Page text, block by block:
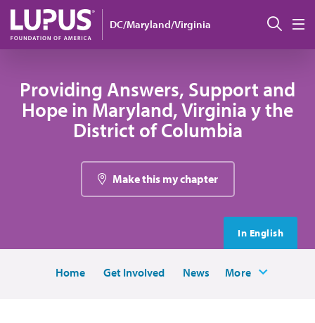
Pasar al contenido principal
DC/Maryland/Virginia
Providing Answers, Support and
Hope in Maryland, Virginia y the
District of Columbia
Make this my chapter
In English
Home Get Involved News More